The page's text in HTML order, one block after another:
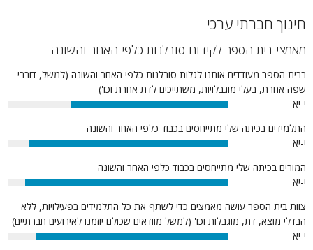
חינוך חברתי ערכי
מאמצי בית הספר לקידום סובלנות כלפי האחר והשונה
בבית הספר מעודדים אותנו לגלות סובלנות כלפי האחר והשונה (למשל, דוברי
שפה אחרת, בעלי מוגבלויות, משתייכים לדת אחרת וכו')
י-יא
71%
התלמידים בכיתה שלי מתייחסים בכבוד כלפי האחר והשונה
י-יא
90%
המורים בכיתה שלי מתייחסים בכבוד כלפי האחר והשונה
י-יא
92%
צוות בית הספר עושה מאמצים כדי לשתף את כל התלמידים בפעילויות, ללא
הבדלי מוצא, דת, מוגבלות וכו' (למשל מוודאים שכולם יוזמנו לאירועים חברתיים)
י-יא
87%